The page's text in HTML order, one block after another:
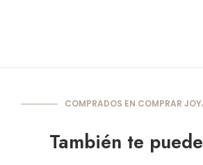
COMPRADOS EN COMPRAR
También te